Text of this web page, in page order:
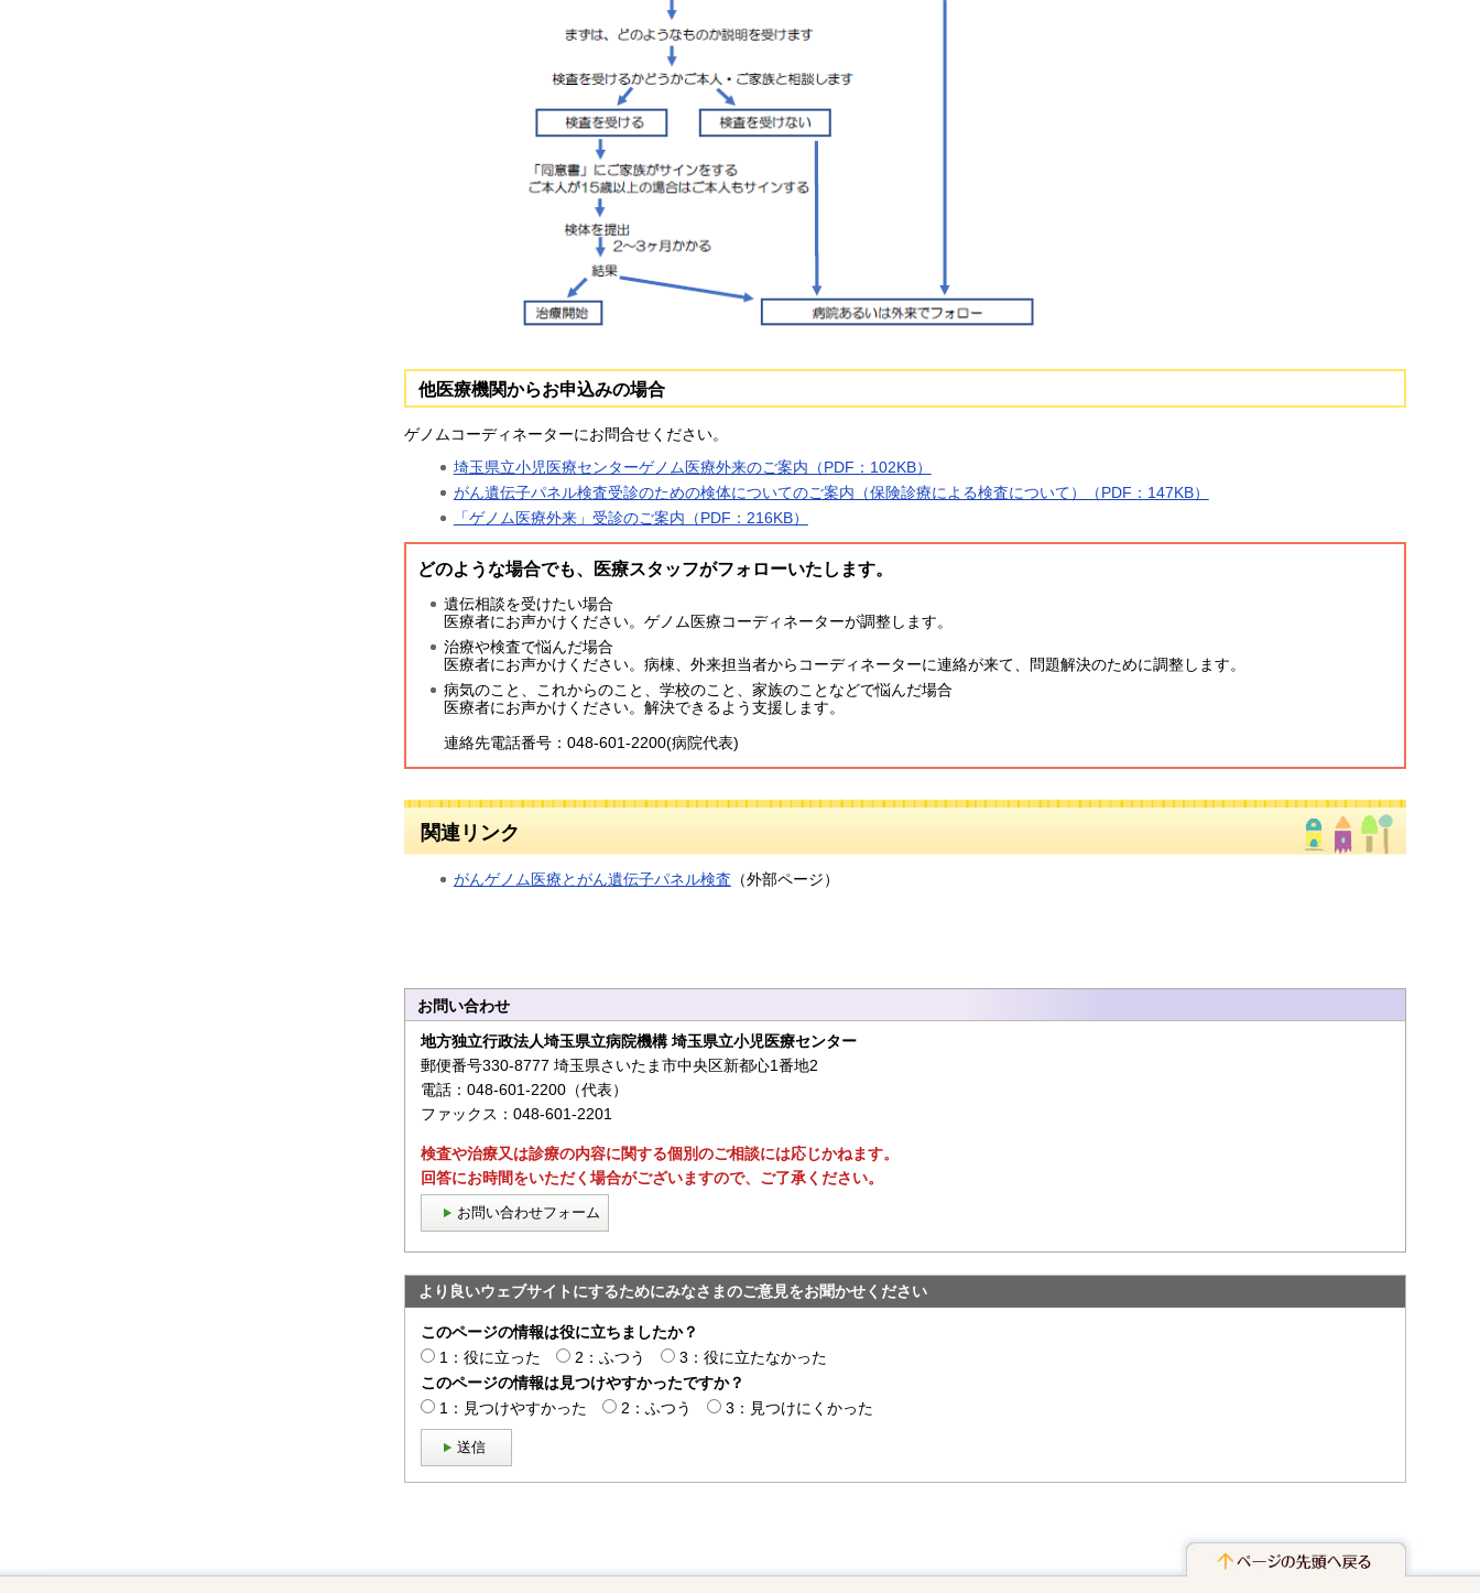
他医療機関からお申込みの場合
ゲノムコーディネーターにお問合せください。
埼玉県立小児医療センターゲノム医療外来のご案内（PDF：102KB）
がん遺伝子パネル検査受診のための検体についてのご案内（保険診療による検査について）（PDF：147KB）
「ゲノム医療外来」受診のご案内（PDF：216KB）
どのような場合でも、医療スタッフがフォローいたします。
遺伝相談を受けたい場合
医療者にお声かけください。ゲノム医療コーディネーターが調整します。
治療や検査で悩んだ場合
医療者にお声かけください。病棟、外来担当者からコーディネーターに連絡が来て、問題解決のために調整します。
病気のこと、これからのこと、学校のこと、家族のことなどで悩んだ場合
医療者にお声かけください。解決できるよう支援します。
連絡先電話番号：048-601-2200(病院代表)
関連リンク
がんゲノム医療とがん遺伝子パネル検査 （外部ページ）
お問い合わせ
地方独立行政法人埼玉県立病院機構 埼玉県立小児医療センター
郵便番号330-8777 埼玉県さいたま市中央区新都心1番地2
電話：048-601-2200（代表）
ファックス：048-601-2201
検査や治療又は診療の内容に関する個別のご相談には応じかねます。
回答にお時間をいただく場合がございますので、ご了承ください。
お問い合わせフォーム
より良いウェブサイトにするためにみなさまのご意見をお聞かせください
このページの情報は役に立ちましたか？
1：役に立った
2：ふつう
3：役に立たなかった
このページの情報は見つけやすかったですか？
1：見つけやすかった
2：ふつう 3：見つけにくかった
送信
ページの先頭へ戻る